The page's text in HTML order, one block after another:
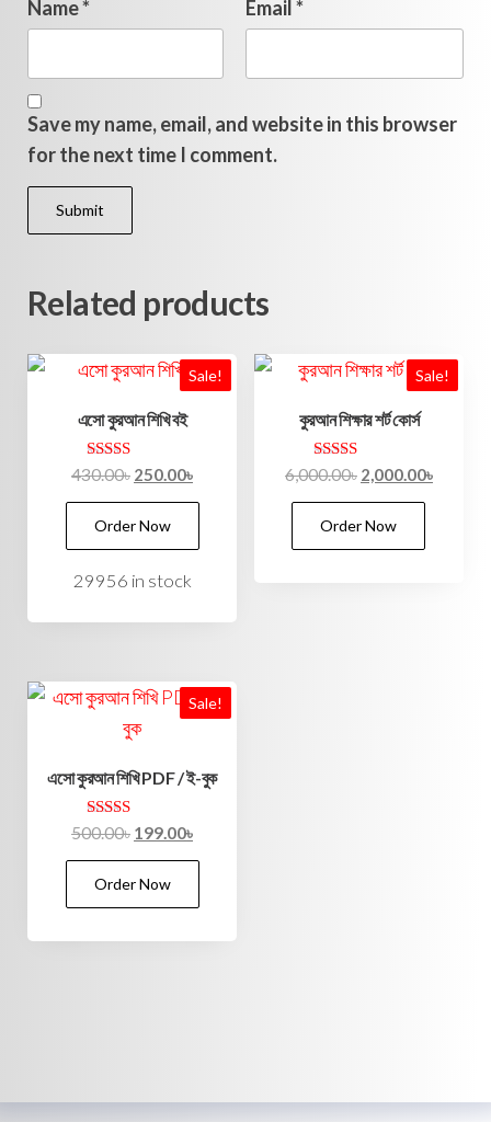
Name* Email*
Save my name, email, and website in this browser
for the next time I comment.
Related products
Sale!
এসো কুরআন শিখি বই
Rated
5.00
out of 5
430.00৳ 250.00৳
Order Now
29956 in stock
Sale!
কুরআন শিক্ষার শর্ট কোর্স
Rated
5.00
out of 5
6,000.00৳ 2,000.00৳
Order Now
Sale!
এসো কুরআন শিখি PDF / ই-বুক
Rated
5.00
out of 5
500.00৳ 199.00৳
Order Now